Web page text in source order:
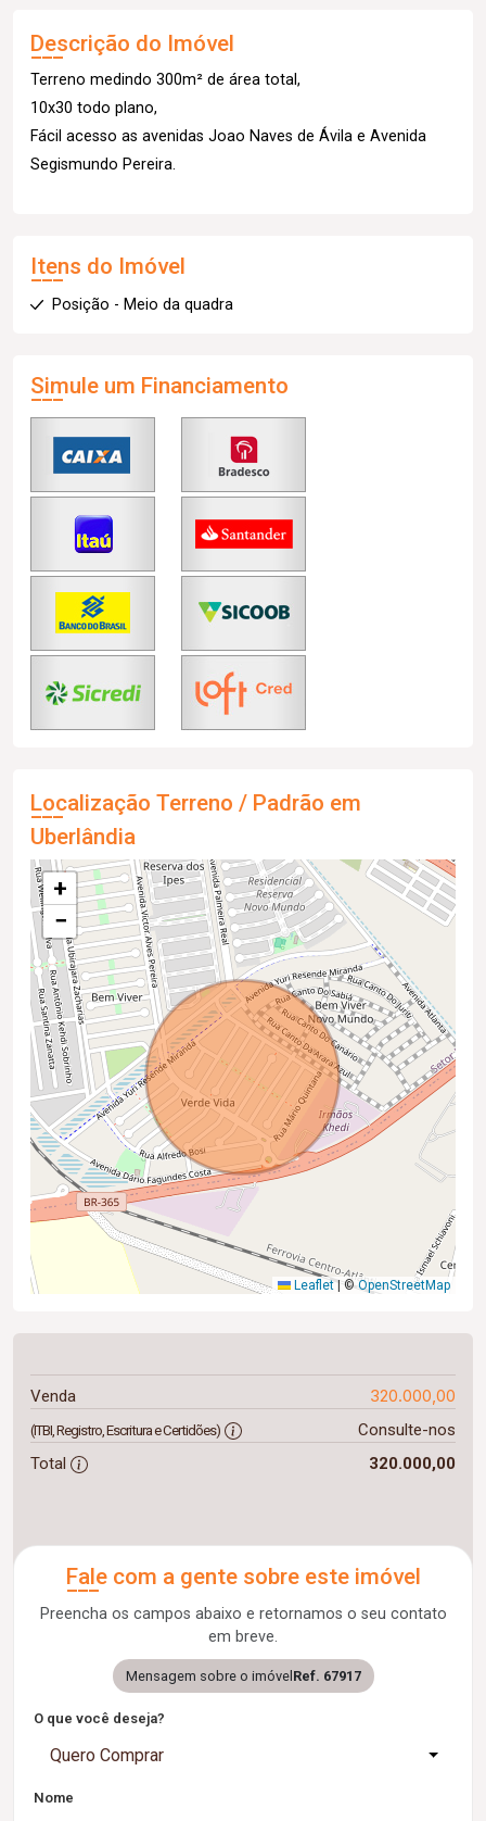
Descrição do Imóvel
Terreno medindo 300m² de área total,
10x30 todo plano,
Fácil acesso as avenidas Joao Naves de Ávila e Avenida
Segismundo Pereira.
Itens do Imóvel
Posição - Meio da quadra
Simule um Financiamento
Localização Terreno / Padrão em
Uberlândia
+
−
Leaflet ©OpenStreetMap
Venda 320.000,00
(ITBI, Registro, Escritura e Certidões)
Consulte-nos
Total
320.000,00
Fale com a gente sobre este imóvel
Preencha os campos abaixo e retornamos o seu contato
em breve.
Mensagem sobre o imóvel Ref. 67917
O que você deseja?
Quero Comprar
Nome